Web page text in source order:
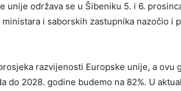
unije održava se u Šibeniku 5. i 6.
i saborskih zastupnika nazočio i
razvijenosti Europske unije, a ovu
do 2028. godine budemo na 82%. U